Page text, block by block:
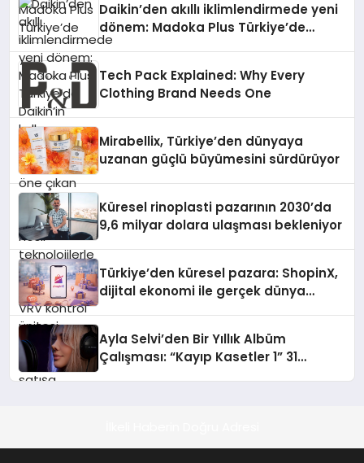
Daikin’den akıllı iklimlendirmede yeni
dönem: Madoka Plus Türkiye’de
Daikin’in kullanıcı dostu tasarımıyla
teknolojilerle donatılmış son modeli
VRV kontrol ünitesi Madoka Plus
Türkiye’de satışa sunuldu. Tam
dokunmatik ekranı, mobil uygulama
desteği ve akıllı sensör entegrasyonu
sayesinde iklimlendirme sistemlerinin
yönetimini daha kolay, konforlu ve
verimli hale getiriyor. Enerji
verimliliğini artırırken modern yaşam
Tech Pack Explained: Why Every
Clothing Brand Needs One
Mirabellix, Türkiye’den dünyaya
uzanan güçlü büyümesini sürdürüyor
Küresel rinoplasti pazarının 2030’da
9,6 milyar dolara ulaşması bekleniyor
Türkiye’den küresel pazara: ShopinX,
dijital ekonomi ile gerçek dünya
Ayla Selvi’den Bir Yıllık Albüm
Çalışması: “Kayıp Kasetler 1” 31